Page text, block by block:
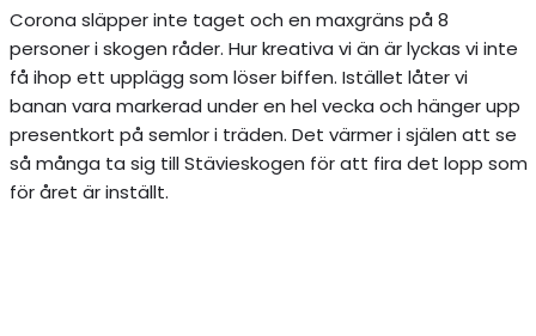
Corona släpper inte taget och en maxgräns på 8
personer i skogen råder. Hur kreativa vi än är lyckas vi inte
få ihop ett upplägg som löser biffen. Istället låter vi
banan vara markerad under en hel vecka och hänger upp
presentkort på semlor i träden. Det värmer i själen att se
så många ta sig till Stävieskogen för att fira det lopp som
för året är inställt.